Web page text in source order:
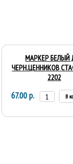
МАРКЕР БЕЛЫЙ
ЧЕРН.ЦЕННИКОВ
2202
67.00 р. В